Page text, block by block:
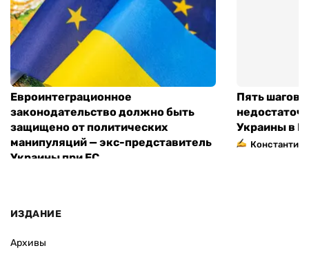
Евроинтеграционное
законодательство должно быть
защищено от политических
манипуляций — экс-представитель
Украины при ЕС
Пять шагов
Украины в
Константин
ИЗДАНИЕ
Архивы